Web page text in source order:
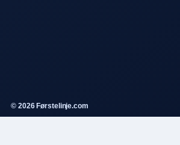
© 2026 Førstelinje.com